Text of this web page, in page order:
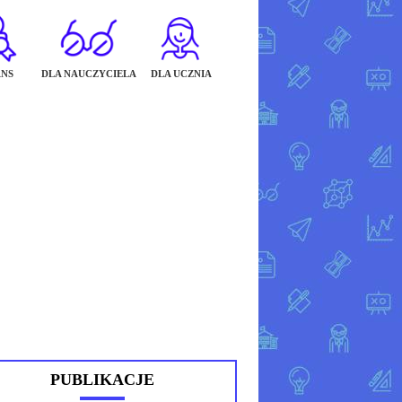
DLA NAUCZYCIELA DLA UCZNIA
PUBLIKACJE